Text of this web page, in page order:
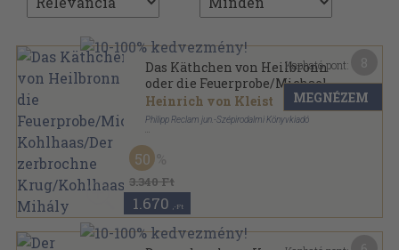
Das Käthchen von Heilbronn
oder die Feuerprobe/Michael
Kohlhaas/Der zerbrochne
Krug/Kohlhaas Mihály
Heinrich von Kleist
Philipp Reclam jun.-Szépirodalmi Könyvkiadó
Universal-Bibliothek - Olcsó Könyvtár sorozat
3.340 Ft
50
1.670 ,-Ft
Kapható pont:
MEGNÉZEM